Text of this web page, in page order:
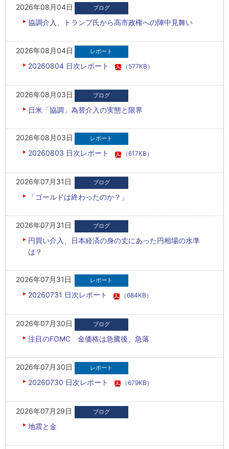
2026年08月04日
協調介入、トランプ氏から高市政権への陣中見舞い
2026年08月04日
20260804 日次レポート
（577KB）
2026年08月03日
日米「協調」為替介入の実態と限界
2026年08月03日
20260803 日次レポート
（617KB）
2026年07月31日
「ゴールドは終わったのか？」
2026年07月31日
円買い介入、日本経済の身の丈にあった円相場の水準
は？
2026年07月31日
20260731 日次レポート
（684KB）
2026年07月30日
注目のFOMC 金価格は急騰後、急落
2026年07月30日
20260730 日次レポート
（679KB）
2026年07月29日
地震と金